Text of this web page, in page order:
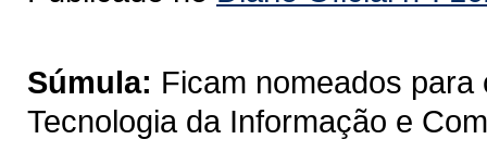
Súmula: Ficam nomeados
Tecnologia da Informação e